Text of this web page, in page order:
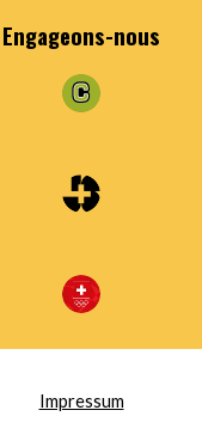
Engageons-nous
Impressum